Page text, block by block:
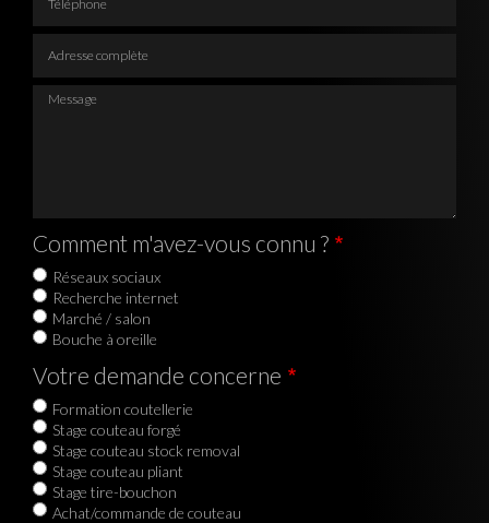
Message
Comment m'avez-vous connu ?
Réseaux sociaux
Recherche internet
Marché / salon
Bouche à oreille
Votre demande concerne
Formation coutellerie
Stage couteau forgé
Stage couteau stock removal
Stage couteau pliant
Stage tire-bouchon
Achat/commande de couteau